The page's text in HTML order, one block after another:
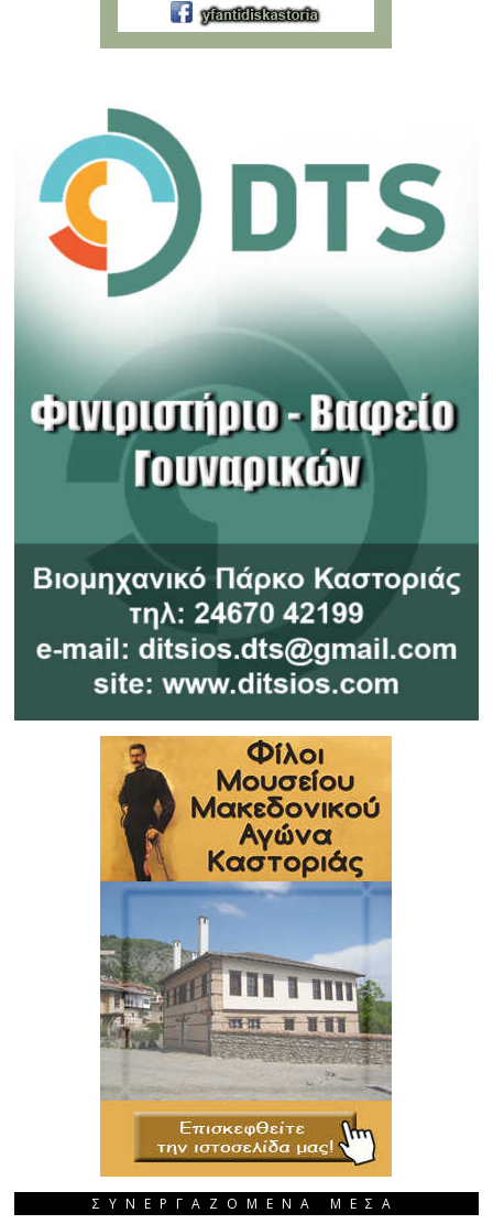
ΣΥΝΕΡΓΑΖΟΜΕΝΑ ΜΕΣΑ